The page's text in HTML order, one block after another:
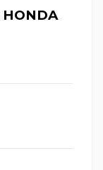
HONDA